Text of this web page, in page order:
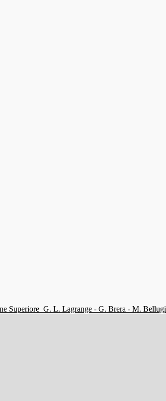
Superiore G. L. Lagrange - G. Brera - M. Bellugi